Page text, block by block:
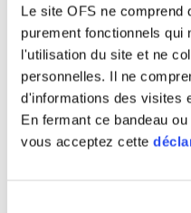
Le site OFS ne comprend
purement fonctionnels qui
l'utilisation du site et ne
personnelles. Il ne
d'informations des visites
En fermant ce bandeau
vous acceptez cette
données qui sont
médiation peuvent
personnelles.
nommé/e, ces
dernier/cette
données et celles